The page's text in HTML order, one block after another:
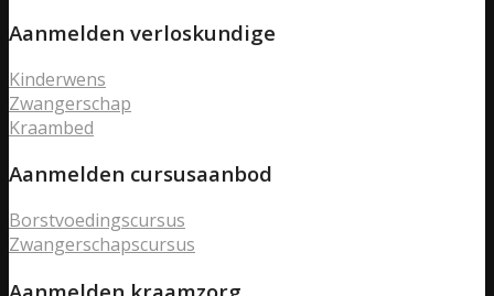
Aanmelden verloskundige
Kinderwens
Zwangerschap
Kraambed
Aanmelden cursusaanbod
Borstvoedingscursus
Zwangerschapscursus